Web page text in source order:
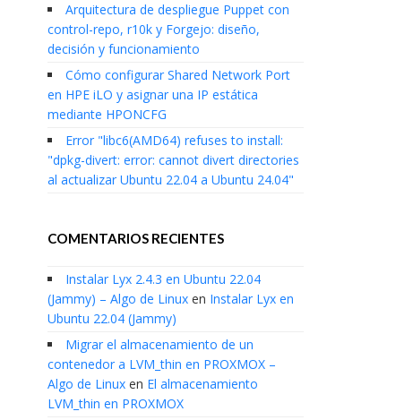
Arquitectura de despliegue Puppet con
control-repo, r10k y Forgejo: diseño,
decisión y funcionamiento
Cómo configurar Shared Network Port
en HPE iLO y asignar una IP estática
mediante HPONCFG
Error "libc6(AMD64) refuses to install:
"dpkg-divert: error: cannot divert directories
al actualizar Ubuntu 22.04 a Ubuntu 24.04"
COMENTARIOS RECIENTES
Instalar Lyx 2.4.3 en Ubuntu 22.04
(Jammy) – Algo de Linux en Instalar Lyx en
Ubuntu 22.04 (Jammy)
Migrar el almacenamiento de un
contenedor a LVM_thin en PROXMOX –
Algo de Linux en El almacenamiento
LVM_thin en PROXMOX